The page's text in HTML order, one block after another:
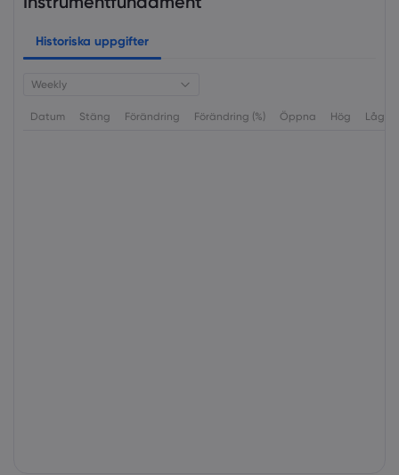
Historiska uppgifter
Weekly
Datum Stäng Förändring Förändring (%) Öppna Hög Låg